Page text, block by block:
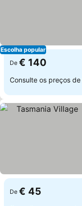
Escolha popular
De € 140
Consulte os preços de
De € 45